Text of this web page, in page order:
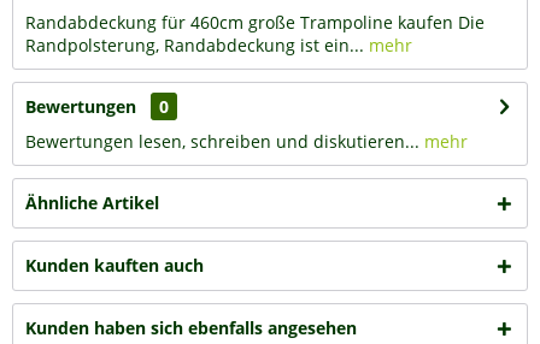
Randabdeckung für 460cm große Trampoline kaufen Die
Randpolsterung, Randabdeckung ist ein... mehr
Bewertungen
0
Bewertungen lesen, schreiben und diskutieren... mehr
Ähnliche Artikel
Kunden kauften auch
Kunden haben sich ebenfalls angesehen